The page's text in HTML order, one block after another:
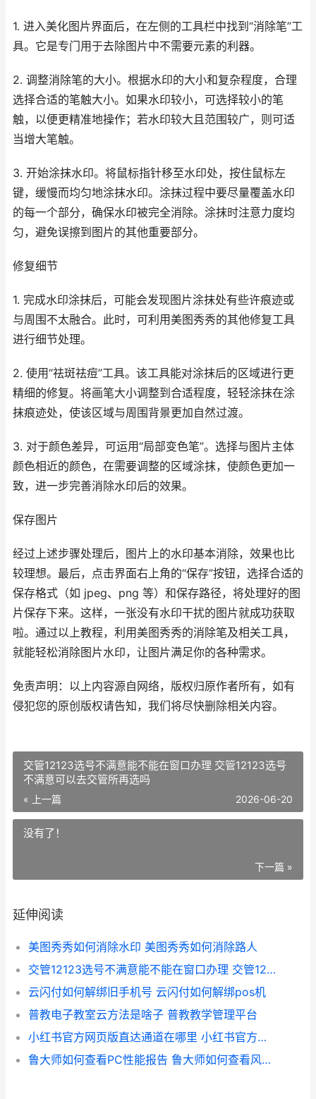
1. 进入美化图片界面后，在左侧的工具栏中找到“消除笔”工
具。它是专门用于去除图片中不需要元素的利器。
2. 调整消除笔的大小。根据水印的大小和复杂程度，合理
选择合适的笔触大小。如果水印较小，可选择较小的笔
触，以便更精准地操作；若水印较大且范围较广，则可适
当增大笔触。
3. 开始涂抹水印。将鼠标指针移至水印处，按住鼠标左
键，缓慢而均匀地涂抹水印。涂抹过程中要尽量覆盖水印
的每一个部分，确保水印被完全消除。涂抹时注意力度均
匀，避免误擦到图片的其他重要部分。
修复细节
1. 完成水印涂抹后，可能会发现图片涂抹处有些许痕迹或
与周围不太融合。此时，可利用美图秀秀的其他修复工具
进行细节处理。
2. 使用“祛斑祛痘”工具。该工具能对涂抹后的区域进行更
精细的修复。将画笔大小调整到合适程度，轻轻涂抹在涂
抹痕迹处，使该区域与周围背景更加自然过渡。
3. 对于颜色差异，可运用“局部变色笔”。选择与图片主体
颜色相近的颜色，在需要调整的区域涂抹，使颜色更加一
致，进一步完善消除水印后的效果。
保存图片
经过上述步骤处理后，图片上的水印基本消除，效果也比
较理想。最后，点击界面右上角的“保存”按钮，选择合适的
保存格式（如 jpeg、png 等）和保存路径，将处理好的图
片保存下来。这样，一张没有水印干扰的图片就成功获取
啦。通过以上教程，利用美图秀秀的消除笔及相关工具，
就能轻松消除图片水印，让图片满足你的各种需求。
免责声明：以上内容源自网络，版权归原作者所有，如有
侵犯您的原创版权请告知，我们将尽快删除相关内容。
交管12123选号不满意能不能在窗口办理 交管12123选号
不满意可以去交管所再选吗
« 上一篇 2026-06-20
没有了！
下一篇 »
延伸阅读
美图秀秀如何消除水印 美图秀秀如何消除路人
交管12123选号不满意能不能在窗口办理 交管12123选号不满意可以去交管所再选吗
云闪付如何解绑旧手机号 云闪付如何解绑pos机
普教电子教室云方法是啥子 普教教学管理平台
小红书官方网页版直达通道在哪里 小红书官方网站登录
鲁大师如何查看PC性能报告 鲁大师如何查看风扇转速